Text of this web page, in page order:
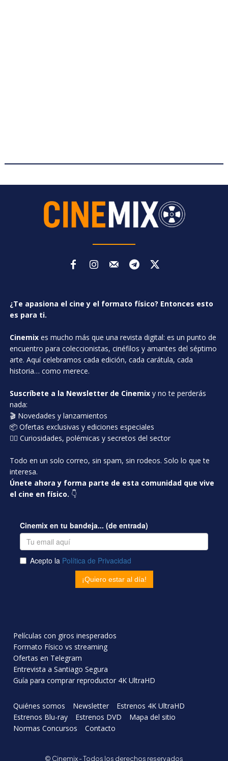
¿Te apasiona el cine y el formato físico? Entonces esto
es para ti.
Cinemix es mucho más que una revista digital: es un punto de
encuentro para coleccionistas, cinéfilos y amantes del séptimo
arte. Aquí celebramos cada edición, cada carátula, cada
historia… como merece.
Suscríbete a la Newsletter de Cinemix y no te perderás
nada:
🎬 Novedades y lanzamientos
📦 Ofertas exclusivas y ediciones especiales
🕵️‍♂️ Curiosidades, polémicas y secretos del sector
Todo en un solo correo, sin spam, sin rodeos. Solo lo que te
interesa.
Únete ahora y forma parte de esta comunidad que vive
el cine en físico. 👇
Películas con giros inesperados
Formato Físico vs streaming
Ofertas en Telegram
Entrevista a Santiago Segura
Guía para comprar reproductor 4K UltraHD
Quiénes somos Newsletter
Estrenos 4K UltraHD
Estrenos Blu-ray
Estrenos DVD
Mapa del sitio
Normas Concursos
Contacto
© Cinemix - Todos los derechos reservados